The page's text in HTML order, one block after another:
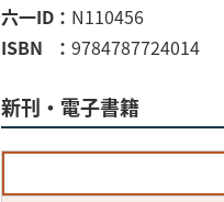
六一ID
N110456
ISBN
9784787724014
新刊・電子書籍